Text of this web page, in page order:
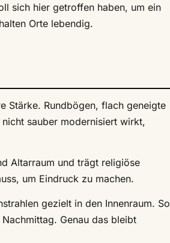
sich hier getroffen haben, um ein
Orte lebendig.
Stärke. Rundbögen, flach geneigte
sauber modernisiert wirkt,
Altarraum und trägt religiöse
um Eindruck zu machen.
gezielt in den Innenraum. So
Genau das bleibt